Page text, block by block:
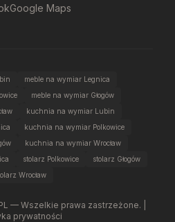
Google Maps
meble na wymiar Legnica
meble na wymiar Głogów
kuchnia na wymiar Lubin
kuchnia na wymiar Polkowice
kuchnia na wymiar Wrocław
stolarz Polkowice
stolarz Głogów
Wrocław
— Wszelkie prawa zastrzeżone. |
prywatności